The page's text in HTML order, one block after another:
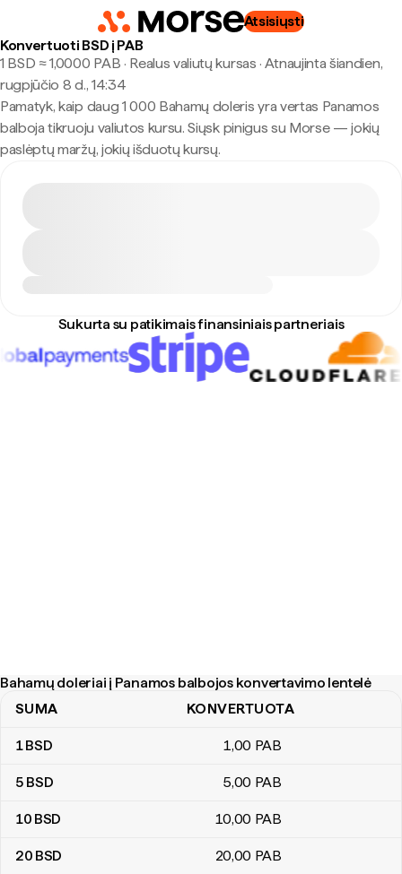
Atsisiųsti
Konvertuoti BSD į PAB
1 BSD ≈ 1,0000 PAB · Realus valiutų kursas · Atnaujinta šiandien,
rugpjūčio 8 d., 14:34
Pamatyk, kaip daug 1 000 Bahamų doleris yra vertas Panamos
balboja tikruoju valiutos kursu. Siųsk pinigus su Morse — jokių
paslėptų maržų, jokių išduotų kursų.
Sukurta su patikimais finansiniais partneriais
Bahamų doleriai į Panamos balbojos konvertavimo lentelė
Bahamų doleriai į Panamos balbojos konvertavimo lentelė
SUMA KONVERTUOTA
1BSD 1,00 PAB
5 BSD 5,00 PAB
10 BSD 10,00 PAB
20 BSD 20,00 PAB